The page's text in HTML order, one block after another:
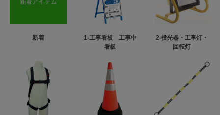
新着
1-工事看板 工事中
看板
2-投光器・工事灯・
回転灯